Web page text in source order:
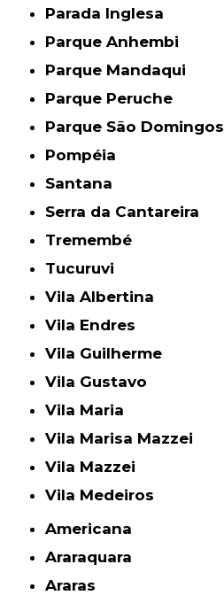
Parada Inglesa
Parque Anhembi
Parque Mandaqui
Parque Peruche
Parque São Domingos
Pompéia
Santana
Serra da Cantareira
Tremembé
Tucuruvi
Vila Albertina
Vila Endres
Vila Guilherme
Vila Gustavo
Vila Maria
Vila Marisa Mazzei
Vila Mazzei
Vila Medeiros
Americana
Araraquara
Araras